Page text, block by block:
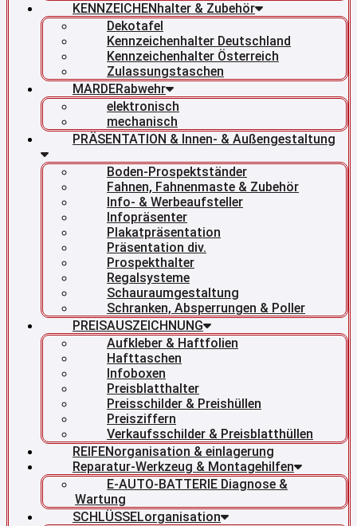
KENNZEICHENhalter & Zubehör
Dekotafel
Kennzeichenhalter Deutschland
Kennzeichenhalter Österreich
Zulassungstaschen
MARDERabwehr
elektronisch
mechanisch
PRÄSENTATION & Innen- & Außengestaltung
Boden-Prospektständer
Fahnen, Fahnenmaste & Zubehör
Info- & Werbeaufsteller
Infopräsenter
Plakatpräsentation
Präsentation div.
Prospekthalter
Regalsysteme
Schauraumgestaltung
Schranken, Absperrungen & Poller
PREISAUSZEICHNUNG
Aufkleber & Haftfolien
Hafttaschen
Infoboxen
Preisblatthalter
Preisschilder & Preishüllen
Preisziffern
Verkaufsschilder & Preisblatthüllen
REIFENorganisation & einlagerung
Reparatur-Werkzeug & Montagehilfen
E-AUTO-BATTERIE Diagnose &
Wartung
SCHLÜSSELorganisation